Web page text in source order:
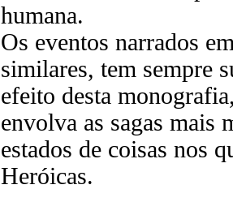
humana.
Os eventos narrados
similares, tem sempre
efeito desta
envolva as sagas mais
estados de coisas nos
Heróicas.